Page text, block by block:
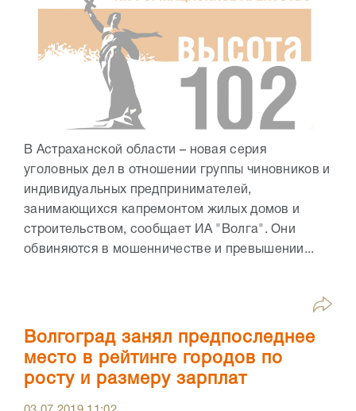
В Астраханской области – новая серия
уголовных дел в отношении группы чиновников и
индивидуальных предпринимателей,
занимающихся капремонтом жилых домов и
строительством, сообщает ИА "Волга". Они
обвиняются в мошенничестве и превышении...
Волгоград занял предпоследнее
место в рейтинге городов по
росту и размеру зарплат